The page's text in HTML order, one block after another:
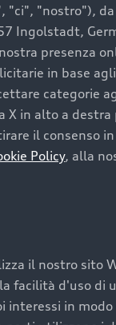
sicuro, è
Prima Scelta
nel tempo;
"ci", "nostro"),
Ingolstadt,
presenza
in base
categorie
in alto a destra
il consenso
Policy, alla
il nostro sito
facilità d'uso di
interessi in